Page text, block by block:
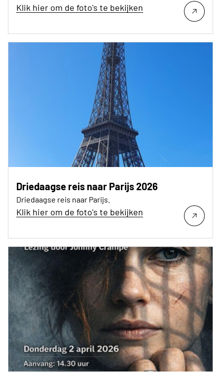
Klik hier om de foto's te bekijken
Driedaagse reis naar Parijs 2026
Driedaagse reis naar Parijs.
Klik hier om de foto's te bekijken